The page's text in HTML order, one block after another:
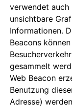
verwendet auch
unsichtbare
Informationen.
Beacons
gesammelt
Web Beacon
Benutzung
Adresse)